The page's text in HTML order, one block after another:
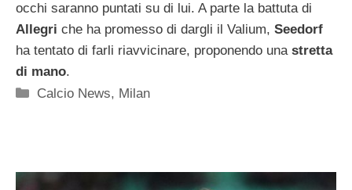
occhi saranno puntati su di lui. A parte la battuta di
Allegri che ha promesso di dargli il Valium, Seedorf
ha tentato di farli riavvicinare, proponendo una stretta
di mano.
Categorie
Calcio News, Milan